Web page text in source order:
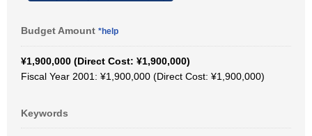
Budget Amount *help
¥1,900,000 (Direct Cost: ¥1,900,000)
Fiscal Year 2001: ¥1,900,000 (Direct Cost: ¥1,900,000)
Keywords